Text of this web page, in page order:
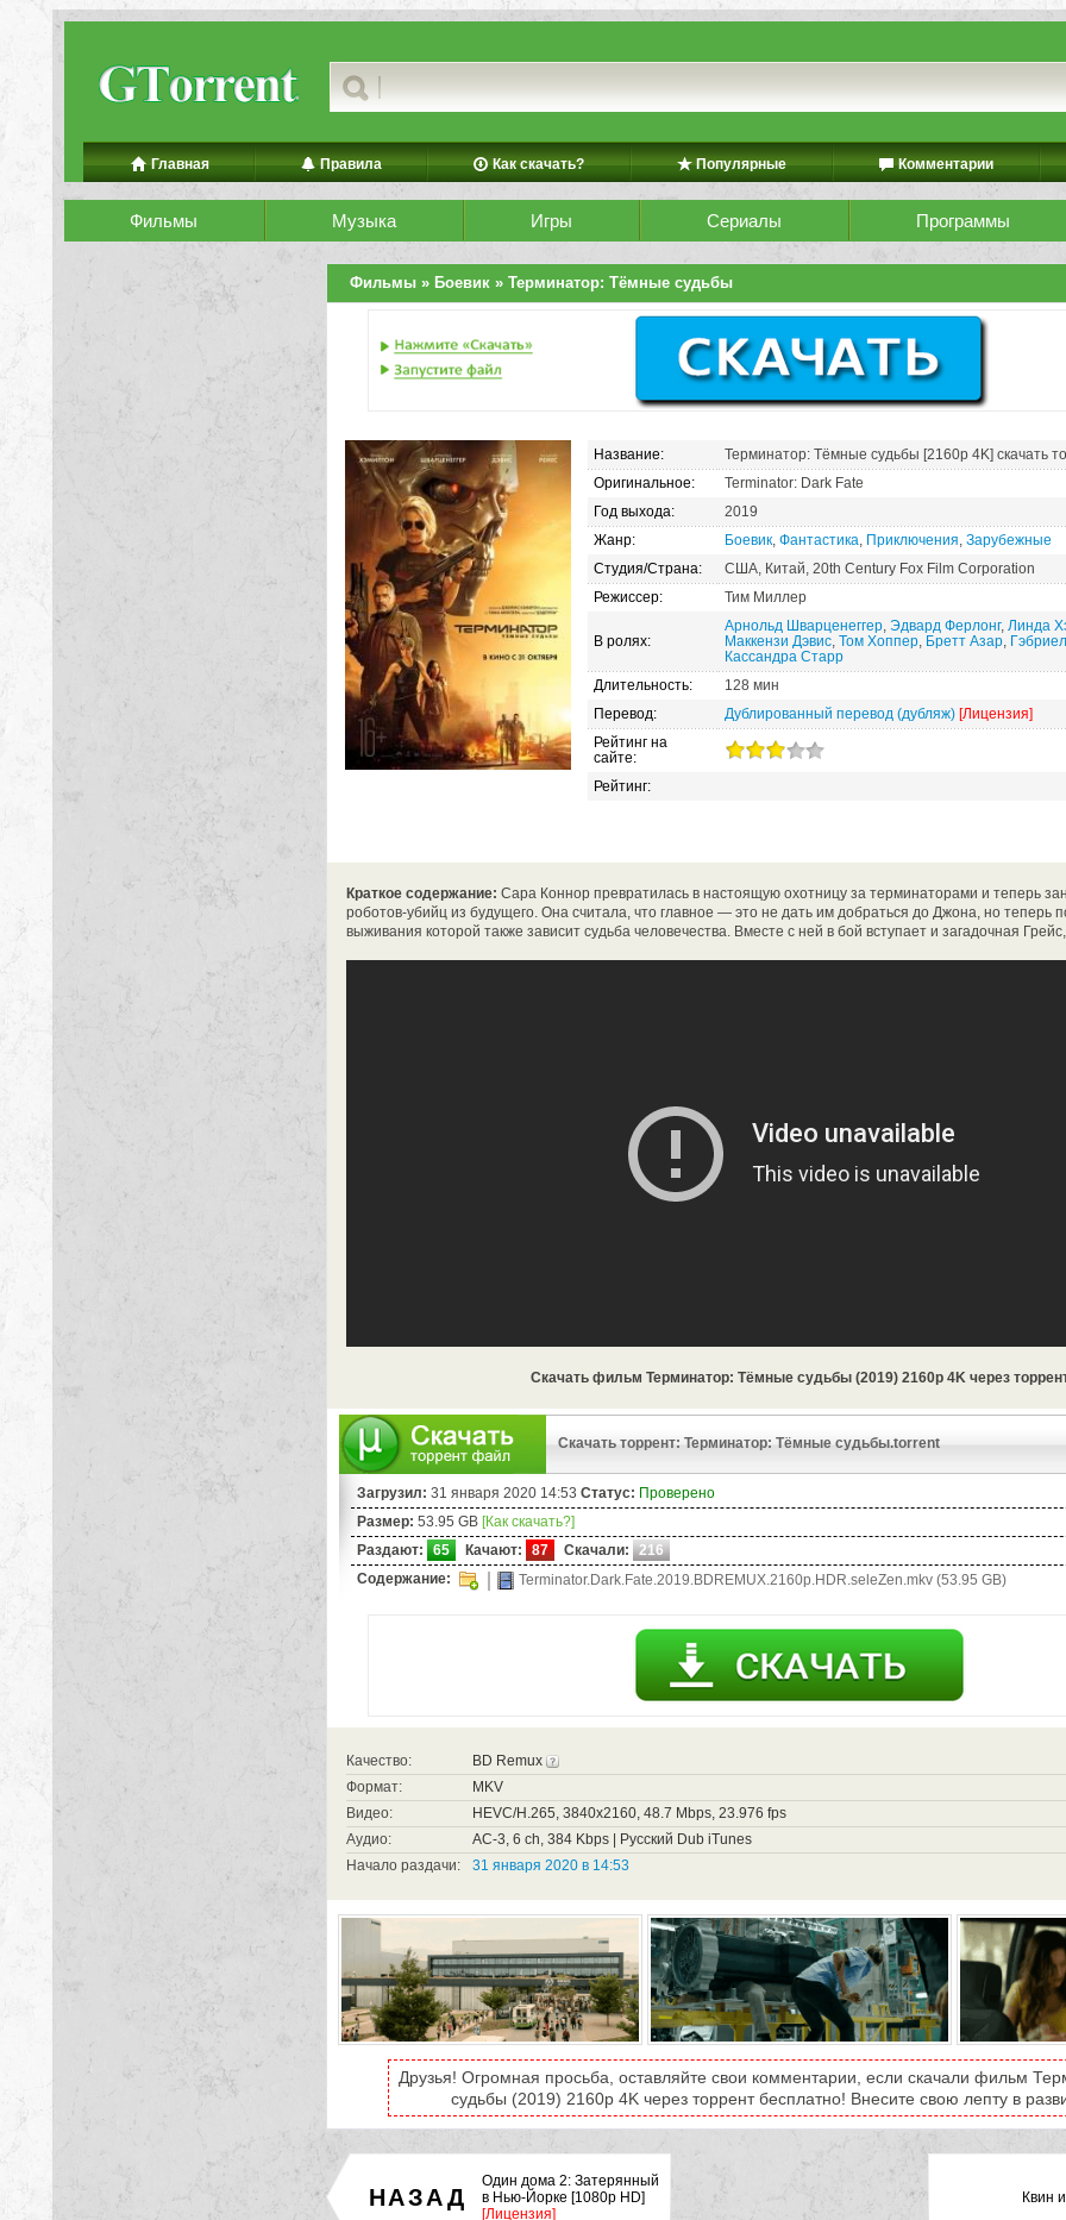
Главная Правила Как скачать? Популярные Комментарии
Фильмы Музыка Игры Сериалы Программы
Фильмы » Боевик » Терминатор: Тёмные судьбы
Название:
Терминатор: Тёмные судьбы [2160p 4K] скачать
Оригинальное:
Terminator: Dark Fate
Год выхода:
2019
Жанр:
Боевик, Фантастика, Приключения, Зарубежные
Студия/Страна:
США, Китай, 20th Century Fox Film Corporation
Режиссер:
Тим Миллер
В ролях:
Арнольд Шварценеггер, Эдвард Ферлонг, Линда
Маккензи Дэвис, Том Хоппер, Бретт Азар,
Кассандра Старр
Длительность:
128 мин
Перевод:
Дублированный перевод (дубляж) [Лицензия]
Рейтинг на
сайте:
Рейтинг:
Краткое содержание: Сара Коннор превратилась в настоящую охотницу за терминаторами и теперь
роботов-убийц из будущего. Она считала, что главное — это не дать им добраться до Джона, но теперь
выживания которой также зависит судьба человечества. Вместе с ней в бой вступает и загадочная
Скачать фильм Терминатор: Тёмные судьбы (2019) 2160p 4K через
Скачать торрент: Терминатор: Тёмные судьбы.torrent
Загрузил: 31 января 2020 14:53 Статус: Проверено
Размер: 53.95 GB [Как скачать?]
Раздают:
65 Качают: 87 Скачали:
216
Содержание:
Terminator.Dark.Fate.2019.BDREMUX.2160p.HDR.seleZen.mkv (53.95 GB)
Качество:
BD Remux
Формат:
MKV
Видео:
HEVC/H.265, 3840x2160, 48.7 Mbps, 23.976 fps
Аудио:
AC-3, 6 ch, 384 Kbps | Русский Dub iTunes
Начало раздачи:
31 января 2020 в 14:53
Друзья! Огромная просьба, оставляйте свои комментарии, если скачали фильм
судьбы (2019) 2160p 4K через торрент бесплатно! Внесите свою лепту в
НАЗАД
Один дома 2: Затерянный
в Нью-Йорке [1080p HD]
[Лицензия]
Квин